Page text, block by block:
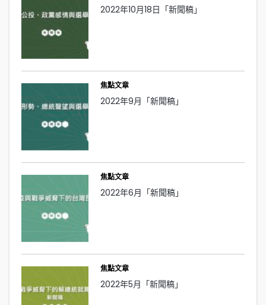
2022年10月18日「新聞稿」
焦點文章
2022年9月「新聞稿」
焦點文章
2022年6月「新聞稿」
焦點文章
2022年5月「新聞稿」